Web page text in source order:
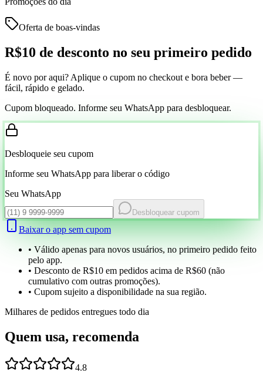
Oferta de boas-vindas
R$10 de desconto no seu primeiro pedido
É novo por aqui? Aplique o cupom no checkout e bora beber —
fácil, rápido e gelado.
Cupom bloqueado. Informe seu WhatsApp para desbloquear.
Desbloqueie seu cupom
Informe seu WhatsApp para liberar o código
Seu WhatsApp
Desbloquear cupom
Baixar o app sem cupom
• Válido apenas para novos usuários, no primeiro pedido feito
pelo app.
• Desconto de R$10 em pedidos acima de R$60 (não
cumulativo com outras promoções).
• Cupom sujeito a disponibilidade na sua região.
Milhares de pedidos entregues todo dia
Quem usa, recomenda
4.8